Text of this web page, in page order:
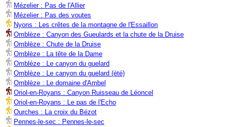
Mézelier : Pas de l'Allier
Mézelier : Pas des voutes
Nyons : Les crêtes de la montagne de l'Essaillon
Omblèze : Canyon des Gueulards et la chute de la Druise
Omblèze : Chute de la Druise
Omblèze : La tête de la Dame
Omblèze : Le canyon du guelard
Omblèze : Le canyon du guelard (été)
Omblèze : Le domaine d'Ambel
Oriol-en-Royans : Canyon Ruisseau de Léoncel
Oriol-en-Royans : Le pas de l'Echo
Ourches : La croix du Bézot
Pennes-le-sec : Pennes-le-sec